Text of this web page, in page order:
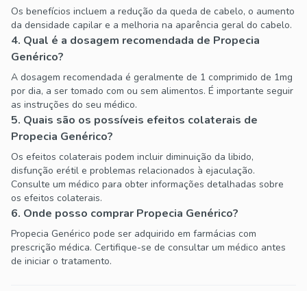
Os benefícios incluem a redução da queda de cabelo, o aumento
da densidade capilar e a melhoria na aparência geral do cabelo.
4. Qual é a dosagem recomendada de Propecia
Genérico?
A dosagem recomendada é geralmente de 1 comprimido de 1mg
por dia, a ser tomado com ou sem alimentos. É importante seguir
as instruções do seu médico.
5. Quais são os possíveis efeitos colaterais de
Propecia Genérico?
Os efeitos colaterais podem incluir diminuição da libido,
disfunção erétil e problemas relacionados à ejaculação.
Consulte um médico para obter informações detalhadas sobre
os efeitos colaterais.
6. Onde posso comprar Propecia Genérico?
Propecia Genérico pode ser adquirido em farmácias com
prescrição médica. Certifique-se de consultar um médico antes
de iniciar o tratamento.